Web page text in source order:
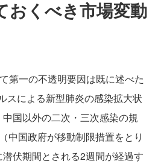
おくべき市場変動
第一の不透明要因は既に述べた
スによる新型肺炎の感染拡大状
国以外の二次・三次感染の規
中国政府が移動制限措置をとり
伏期間とされる2週間が経過す